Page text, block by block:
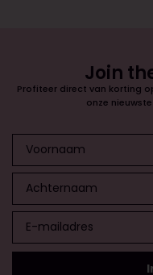
Join
Profiteer direct van korting
onze